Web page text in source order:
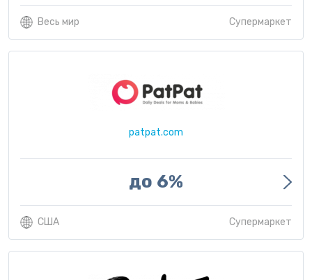
Весь мир Супермаркет
patpat.com
до 6%
США Супермаркет